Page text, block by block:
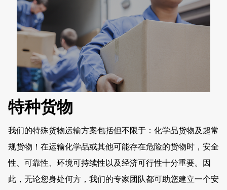
特种货物
我们的特殊货物运输方案包括但不限于：化学品货物及超常
规货物！在运输化学品或其他可能存在危险的货物时，安全
性、可靠性、环境可持续性以及经济可行性十分重要。因
此，无论您身处何方，我们的专家团队都可助您建立一个安